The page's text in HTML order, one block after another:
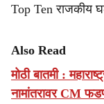
Top Ten राजकीय
Also Read
मोठी बातमी :
नामांतरावर CM